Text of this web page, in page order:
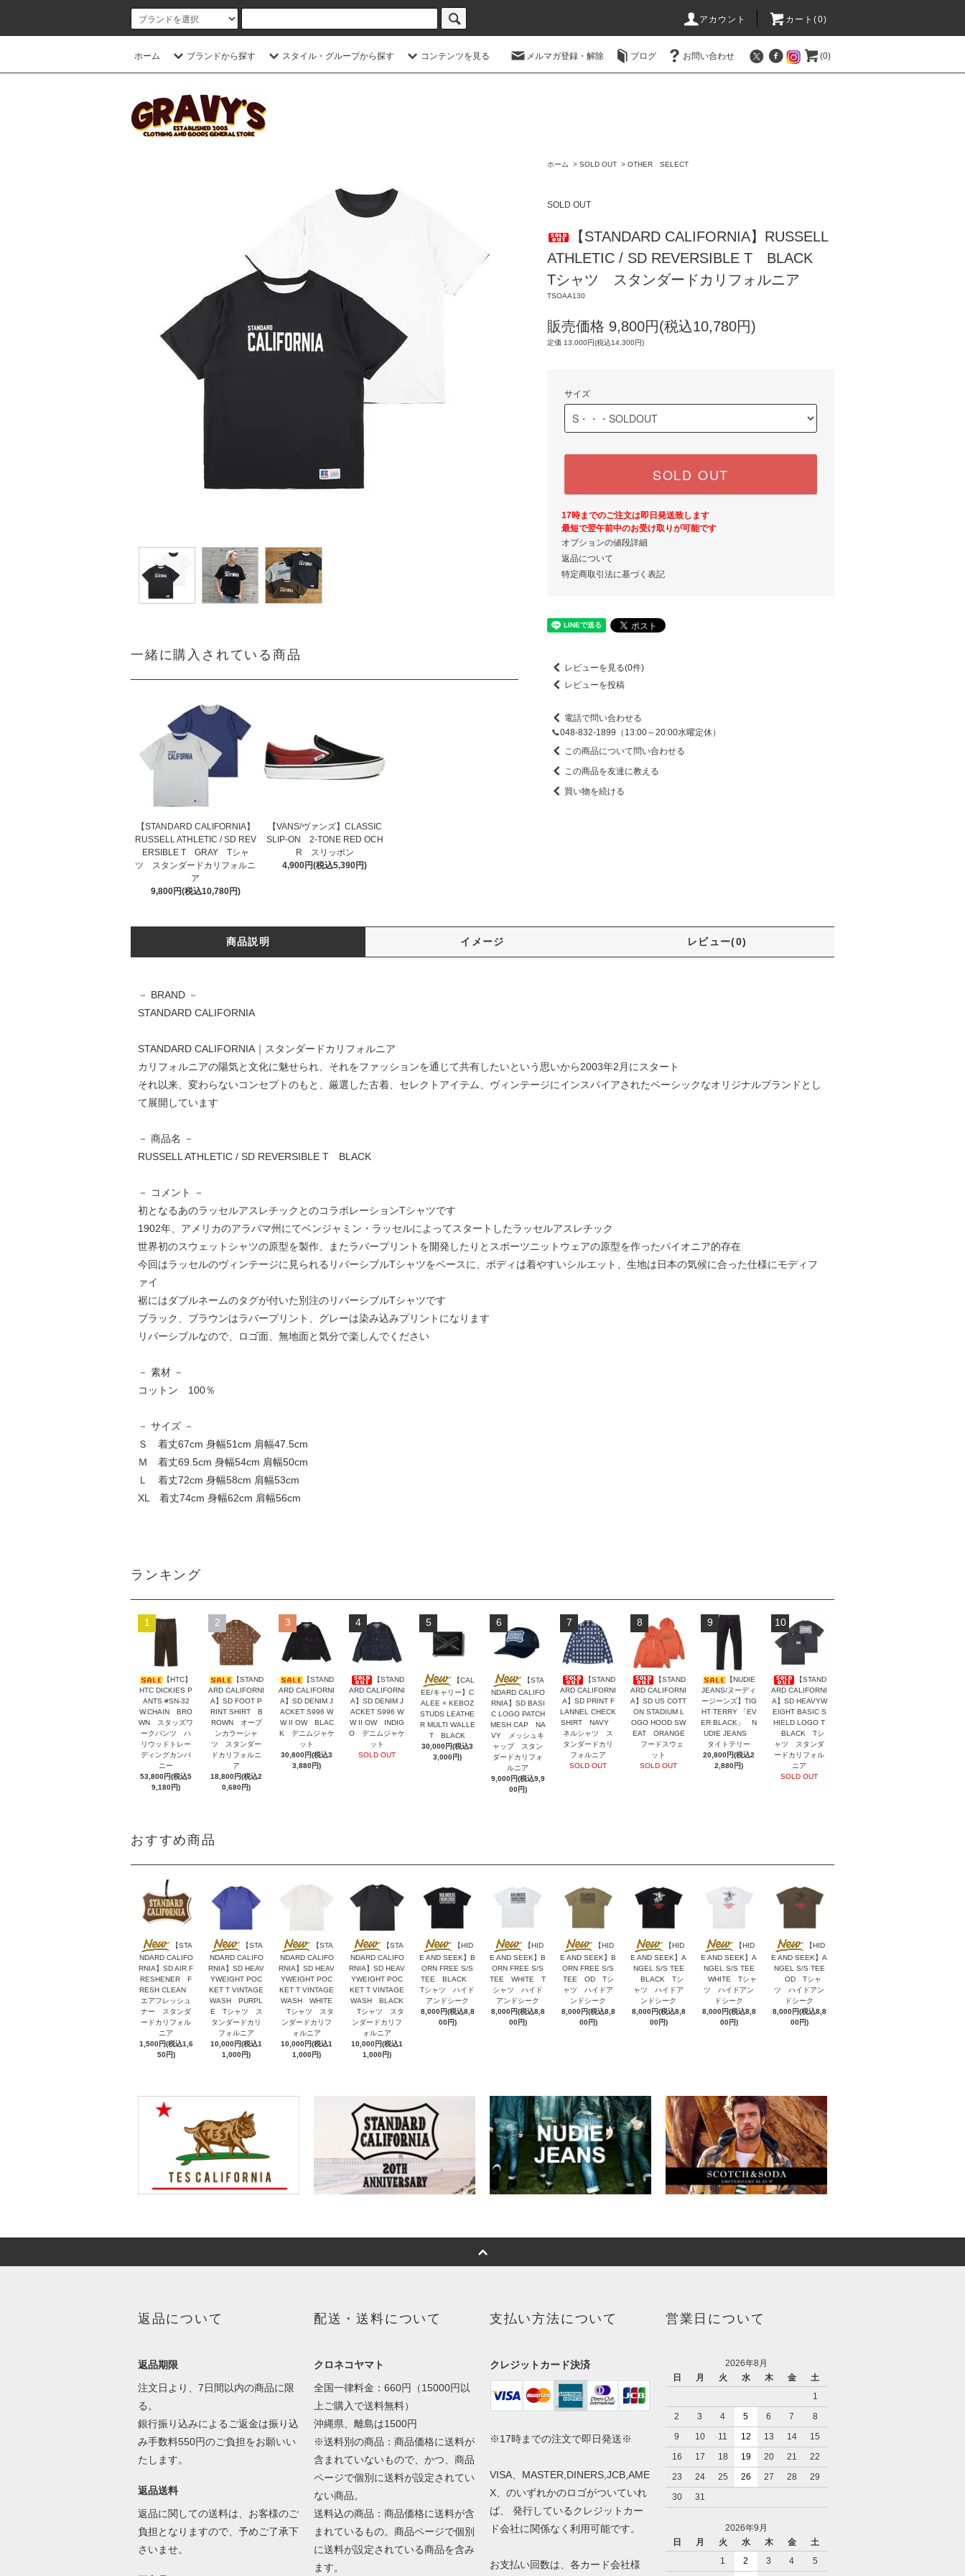
アカウント カート(0)
ホーム ブランドから探す スタイル・グループから探す コンテンツを見る メルマガ登録・解除 ブログ お問い合わせ (0)
一緒に購入されている商品
【STANDARD CALIFORNIA】
RUSSELL ATHLETIC / SD REV
ERSIBLE T GRAY Tシャ
ツ スタンダードカリフォルニ
ア
9,800円(税込10,780円)
【VANS/ヴァンズ】CLASSIC
SLIP-ON 2-TONE RED OCH
R スリッポン
4,900円(税込5,390円)
ホーム > SOLD OUT > OTHER SELECT
SOLD OUT
【STANDARD CALIFORNIA】RUSSELL
ATHLETIC / SD REVERSIBLE T BLACK
Tシャツ スタンダードカリフォルニア
TSOAA130
販売価格 9,800円(税込10,780円)
定価 13,000円(税込14,300円)
サイズ
SOLD OUT
17時までのご注文は即日発送致します
最短で翌午前中のお受け取りが可能です
オプションの値段詳細
返品について
特定商取引法に基づく表記
レビューを見る(0件)
レビューを投稿
電話で問い合わせる
📞048-832-1899（13:00～20:00水曜定休）
この商品について問い合わせる
この商品を友達に教える
買い物を続ける
商品説明 イメージ レビュー(0)
－ BRAND －
STANDARD CALIFORNIA
STANDARD CALIFORNIA｜スタンダードカリフォルニア
カリフォルニアの陽気と文化に魅せられ、それをファッションを通じて共有したいという思いから2003年2月にスタート
それ以来、変わらないコンセプトのもと、厳選した古着、セレクトアイテム、ヴィンテージにインスパイアされたベーシックなオリジナルブランドとし
て展開しています
－ 商品名 －
RUSSELL ATHLETIC / SD REVERSIBLE T BLACK
－ コメント －
初となるあのラッセルアスレチックとのコラボレーションTシャツです
1902年、アメリカのアラバマ州にてベンジャミン・ラッセルによってスタートしたラッセルアスレチック
世界初のスウェットシャツの原型を製作、またラバープリントを開発したりとスポーツニットウェアの原型を作ったパイオニア的存在
今回はラッセルのヴィンテージに見られるリバーシブルTシャツをベースに、ボディは着やすいシルエット、生地は日本の気候に合った仕様にモディフ
ァイ
裾にはダブルネームのタグが付いた別注のリバーシブルTシャツです
ブラック、ブラウンはラバープリント、グレーは染み込みプリントになります
リバーシブルなので、ロゴ面、無地面と気分で楽しんでください
－ 素材 －
コットン 100％
－ サイズ －
Ｓ 着丈67cm 身幅51cm 肩幅47.5cm
Ｍ 着丈69.5cm 身幅54cm 肩幅50cm
Ｌ 着丈72cm 身幅58cm 肩幅53cm
XL 着丈74cm 身幅62cm 肩幅56cm
ランキング
1
【HTC】
HTC DICKIES P
ANTS #SN-32
W.CHAIN BRO
WN スタッズワ
ークパンツ ハ
リウッドトレー
ディングカンパ
ニー
53,800円(税込5
9,180円)
2
【STAND
ARD CALIFORNI
A】SD FOOT P
RINT SHIRT B
ROWN オープ
ンカラーシャ
ツ スタンダー
ドカリフォルニ
ア
18,800円(税込2
0,680円)
3
【STAND
ARD CALIFORNI
A】SD DENIM J
ACKET S996 W
W II OW BLAC
K デニムジャケ
ット
30,800円(税込3
3,880円)
4
【STAND
ARD CALIFORNI
A】SD DENIM J
ACKET S996 W
W II OW INDIG
O デニムジャケ
ット
SOLD OUT
5
【CAL
EE/キャリー】C
ALEE × KEBOZ
STUDS LEATHE
R MULTI WALLE
T BLACK
30,000円(税込3
3,000円)
6
【STA
NDARD CALIFO
RNIA】SD BASI
C LOGO PATCH
MESH CAP NA
VY メッシュキ
ャップ スタン
ダードカリフォ
ルニア
9,000円(税込9,9
00円)
7
【STAND
ARD CALIFORNI
A】SD PRINT F
LANNEL CHECK
SHIRT NAVY
ネルシャツ ス
タンダードカリ
フォルニア
SOLD OUT
8
【STAND
ARD CALIFORNI
A】SD US COTT
ON STADIUM L
OGO HOOD SW
EAT ORANGE
フードスウェ
ット
SOLD OUT
9
【NUDIE
JEANS/ヌーディ
ージーンズ】TIG
HT TERRY 「EV
ER BLACK」 N
UDIE JEANS
タイトテリー
20,800円(税込2
2,880円)
10
【STAND
ARD CALIFORNI
A】SD HEAVYW
EIGHT BASIC S
HIELD LOGO T
BLACK Tシ
ャツ スタンダ
ードカリフォル
ニア
SOLD OUT
おすすめ商品
【STA
NDARD CALIFO
RNIA】SD AIR F
RESHENER F
RESH CLEAN
エアフレッシュ
ナー スタンダ
ードカリフォル
ニア
1,500円(税込1,6
50円)
【STA
NDARD CALIFO
RNIA】SD HEAV
YWEIGHT POC
KET T VINTAGE
WASH PURPL
E Tシャツ ス
タンダードカリ
フォルニア
10,000円(税込1
1,000円)
【STA
NDARD CALIFO
RNIA】SD HEAV
YWEIGHT POC
KET T VINTAGE
WASH WHITE
Tシャツ スタ
ンダードカリフ
ォルニア
10,000円(税込1
1,000円)
【STA
NDARD CALIFO
RNIA】SD HEAV
YWEIGHT POC
KET T VINTAGE
WASH BLACK
Tシャツ スタ
ンダードカリフ
ォルニア
10,000円(税込1
1,000円)
【HID
E AND SEEK】B
ORN FREE S/S
TEE BLACK
Tシャツ ハイド
アンドシーク
8,000円(税込8,8
00円)
【HID
E AND SEEK】B
ORN FREE S/S
TEE WHITE T
シャツ ハイド
アンドシーク
8,000円(税込8,8
00円)
【HID
E AND SEEK】B
ORN FREE S/S
TEE OD Tシ
ャツ ハイドア
ンドシーク
8,000円(税込8,8
00円)
【HID
E AND SEEK】A
NGEL S/S TEE
BLACK Tシ
ャツ ハイドア
ンドシーク
8,000円(税込8,8
00円)
【HID
E AND SEEK】A
NGEL S/S TEE
WHITE Tシャ
ツ ハイドアン
ドシーク
8,000円(税込8,8
00円)
【HID
E AND SEEK】A
NGEL S/S TEE
OD Tシャ
ツ ハイドアン
ドシーク
8,000円(税込8,8
00円)
返品について
返品期限
注文日より、7日間以内の商品に限
る。
銀行振り込みによるご返金は振り込
み手数料550円のご負担をお願いい
たします。
返品送料
返品に関しての送料は、お客様のご
負担となりますので、予めご了承下
さいませ。
配送・送料について
クロネコヤマト
全国一律料金：660円（15000円以
上ご購入で送料無料）
沖縄県、離島は1500円
※送料別の商品：商品価格に送料が
含まれていないもので、かつ、商品
ページで個別に送料が設定されてい
ない商品。
送料込の商品：商品価格に送料が含
まれているもの。商品ページで個別
に送料が設定されている商品を含み
ます。
支払い方法について
クレジットカード決済
※17時までの注文で即日発送※
VISA、MASTER,DINERS,JCB,AME
X、のいずれかのロゴがついていれ
ば、 発行しているクレジットカー
ド会社に関係なく利用可能です。
お支払い回数は、各カード会社様
営業日について
2026年8月
日
月 火 水 木 金
土
1
2
3 4 5 6 7
8
9
10 11 12 13 14
15
16
17 18 19 20 21
22
23
24 25 26 27 28
29
30
31
2026年9月
日
月 火 水 木 金
土
1
2 3 4
5